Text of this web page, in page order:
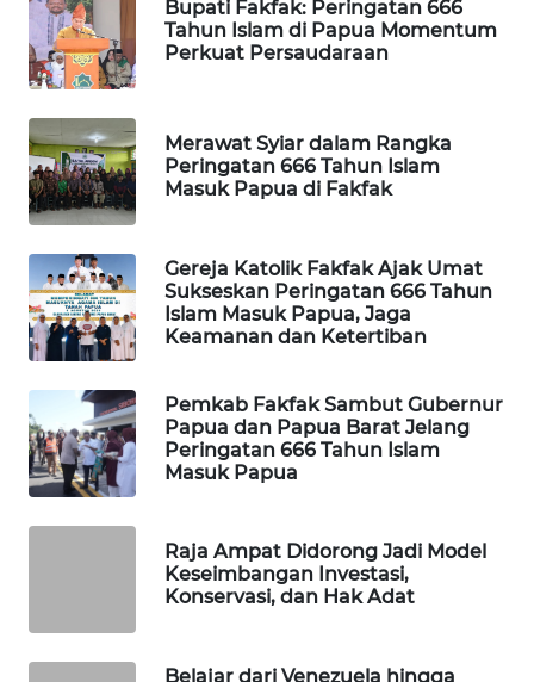
Bupati Fakfak: Peringatan 666
Tahun Islam di Papua Momentum
Perkuat Persaudaraan
Merawat Syiar dalam Rangka
Peringatan 666 Tahun Islam
Masuk Papua di Fakfak
Gereja Katolik Fakfak Ajak Umat
Sukseskan Peringatan 666 Tahun
Islam Masuk Papua, Jaga
Keamanan dan Ketertiban
Pemkab Fakfak Sambut Gubernur
Papua dan Papua Barat Jelang
Peringatan 666 Tahun Islam
Masuk Papua
Raja Ampat Didorong Jadi Model
Keseimbangan Investasi,
Konservasi, dan Hak Adat
Belajar dari Venezuela hingga
PORTAL
KONSUMEN
FORWAMKI
ALPERKLINAS
FORJASIDA
TAMBANG
NEWS
SITUNGIR
NEWS
SIDIKALANG
NEWS